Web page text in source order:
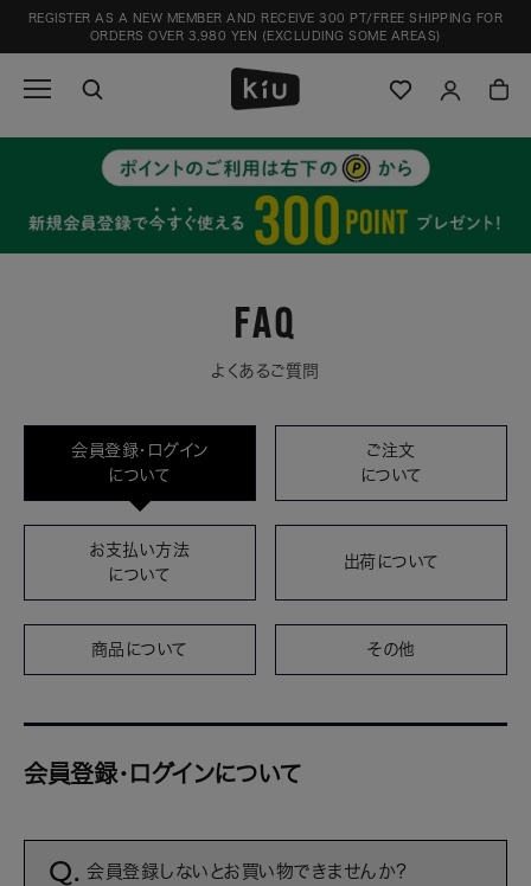
SkipREGISTER AS A NEW MEMBER AND RECEIVE 300 PT/FREE SHIPPING FOR
ORDERS OVER 3,980 YEN (EXCLUDING SOME AREAS)
FAQ
よくあるご質問
会員登録・ログイン
について
ご注文
について
お支払い方法
について
出荷について
商品について その他
会員登録・ログインについて
会員登録しないとお買い物できませんか？